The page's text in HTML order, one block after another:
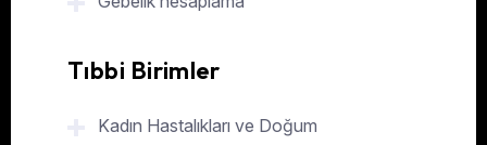
Tıbbi Birimler
Kadın Hastalıkları ve Doğum